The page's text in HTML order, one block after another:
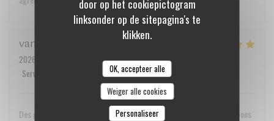
door op het cookiepictogram
linksonder op de sitepagina's te
klikken.
OK, accepteer alle
Weiger alle cookies
Personaliseer
vanessa
2026-07-08
- 12:30 - Gasten 2
Service
:5/5 Keuken:4/5 Kwaliteit / Prijs
Des plats aussi beaux que bons. Un service irréprochable et de très bons